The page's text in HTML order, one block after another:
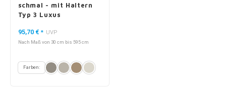
schmal - mit Haltern
Typ 3 Luxus
95,70 € * UVP
Nach Maß von 30 cm bis 595 cm
Farben: